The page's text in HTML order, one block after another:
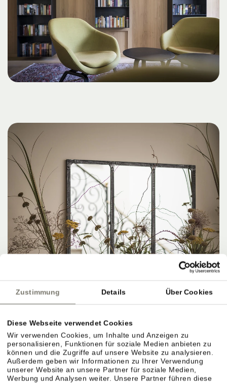
Zustimmung Details Über Cookies
Diese Webseite verwendet Cookies
Wir verwenden Cookies, um Inhalte und Anzeigen zu
personalisieren, Funktionen für soziale Medien anbieten zu
können und die Zugriffe auf unsere Website zu analysieren.
Außerdem geben wir Informationen zu Ihrer Verwendung
unserer Website an unsere Partner für soziale Medien,
Werbung und Analysen weiter. Unsere Partner führen diese